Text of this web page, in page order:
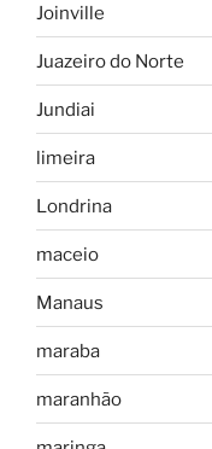
Joinville
Juazeiro do Norte
Jundiai
limeira
Londrina
maceio
Manaus
maraba
maranhão